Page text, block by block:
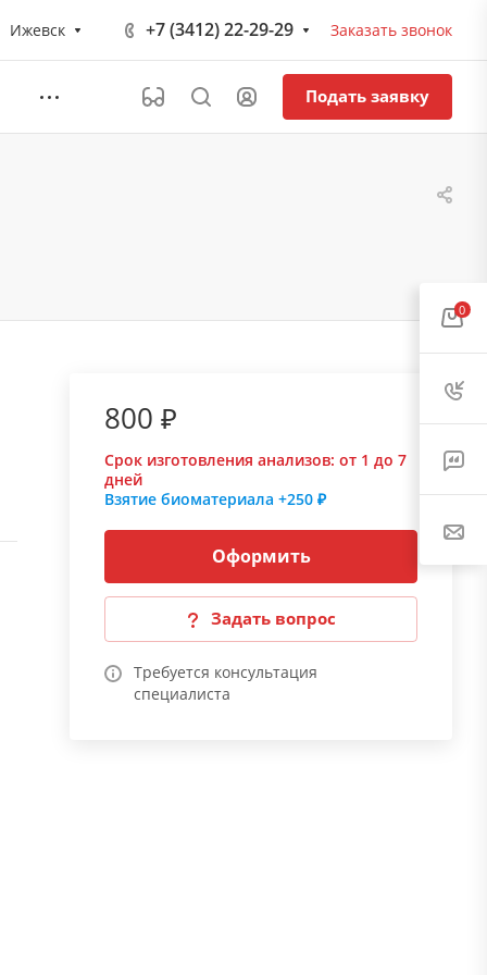
Ижевск +7 (3412) 22-29-29 Заказать звонок
Подать заявку
800 ₽
Срок изготовления анализов: от 1 до 7
дней
Взятие биоматериала +250 ₽
Оформить
Задать вопрос
Требуется консультация
специалиста
0